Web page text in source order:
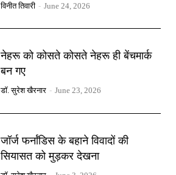
विनीत तिवारी - June 24, 2026
नेहरू को कोसते कोसते नेहरू ही बेंचमार्क
बन गए
डॉ. सुरेश खैरनार - June 23, 2026
जॉर्ज फर्नांडिस के बहाने विवादों की
सियासत को मुड़कर देखना